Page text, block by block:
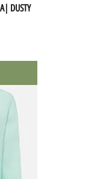
DUSTY